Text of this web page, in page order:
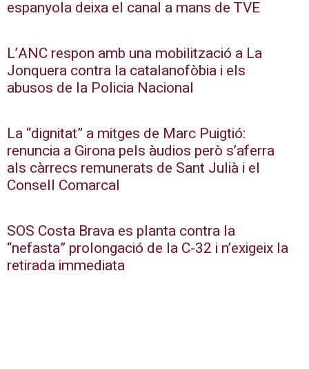
espanyola deixa el canal a mans de TVE
L’ANC respon amb una mobilització a La
Jonquera contra la catalanofòbia i els
abusos de la Policia Nacional
La “dignitat” a mitges de Marc Puigtió:
renuncia a Girona pels àudios però s’aferra
als càrrecs remunerats de Sant Julià i el
Consell Comarcal
SOS Costa Brava es planta contra la
“nefasta” prolongació de la C-32 i n’exigeix la
retirada immediata